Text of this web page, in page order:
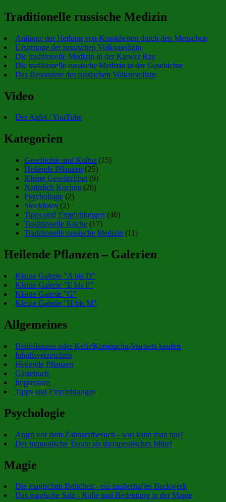
Traditionelle russische Medizin
Anfänge der Heilung von Krankheiten durch den Menschen
Ursprünge der russischen Volksmedizin
Die traditionelle Medizin in der Kiewer Rus
Die traditionelle russische Medizin in der Geschichte
Das Besondere der russischen Volksmedizin
Video
Der Apfel / YouTube
Kategorien
Geschichte und Kultur(15)
Heilende Pflanzen (25)
Kleine Gewürzfibel (9)
Natürlich Kochen (26)
Psychologie (2)
Stockfotos (2)
Tipps und Empfehlungen (46)
Traditionelle Küche (17)
Traditionelle russische Medizin (11)
Heilende Pflanzen – Galerien
Kleine Galerie "A bis D"
Kleine Galerie "E bis F"
Kleine Galerie "G"
Kleine Galerie "H bis M"
Allgemeines
Heilpflanzen oder Kefir/Kombucha-Startsets kaufen
Inhaltsverzeichnis
Heilende Pflanzen
Gästebuch
Impressum
Tipps und Empfehlungen
Psychologie
Angst vor dem Zahnarztbesuch - was kann man tun?
Der hypnotische Traum als therapeutisches Mittel
Magie
Die magischen Brötchen - ein zauberhaftes Backwerk
Das magische Salz - Rolle und Bedeutung in der Magie